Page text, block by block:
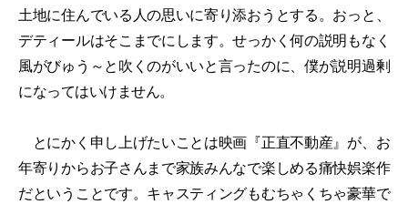
土地に住んでいる人の思いに寄り添おうとする。おっと、
デティールはそこまでにします。せっかく何の説明もなく
風がびゅう～と吹くのがいいと言ったのに、僕が説明過剰
になってはいけません。
とにかく申し上げたいことは映画『正直不動産』が、お
年寄りからお子さんまで家族みんなで楽しめる痛快娯楽作
だということです。キャスティングもむちゃくちゃ豪華で